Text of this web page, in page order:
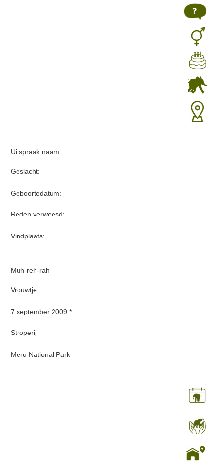
Uitspraak naam:
Geslacht:
Geboortedatum:
Reden verweesd:
Vindplaats:
Muh-reh-rah
Vrouwtje
7 september 2009 *
Stroperij
Meru National Park